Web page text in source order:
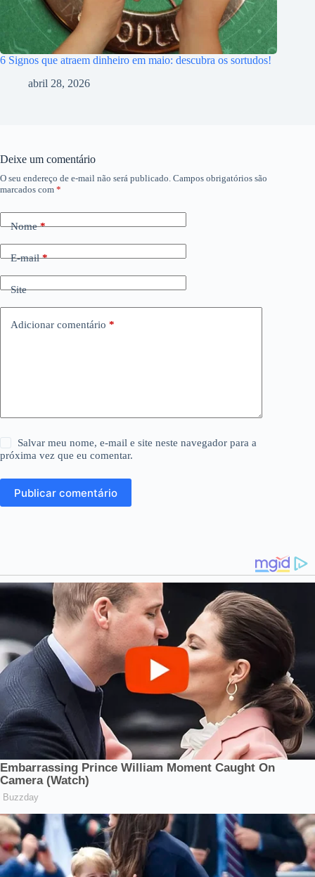
6 Signos que atraem dinheiro em maio: descubra os sortudos!
abril 28, 2026
Deixe um comentário
O seu endereço de e-mail não será publicado. Campos obrigatórios são
marcados com *
Nome*
E-mail*
Site
Adicionar comentário *
Salvar meu nome, e-mail e site neste navegador para a
próxima vez que eu comentar.
Publicar comentário